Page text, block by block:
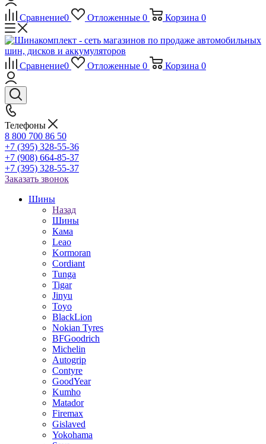
Сравнение0 Отложенные 0 Корзина 0
Сравнение0 Отложенные 0 Корзина 0
Телефоны
8 800 700 86 50
+7 (395) 328-55-36
+7 (908) 664-85-37
+7 (395) 328-55-37
Заказать звонок
Шины
Назад
Шины
Кама
Leao
Kormoran
Cordiant
Tunga
Tigar
Jinyu
Toyo
BlackLion
Nokian Tyres
BFGoodrich
Michelin
Autogrip
Contyre
GoodYear
Kumho
Matador
Firemax
Gislaved
Yokohama